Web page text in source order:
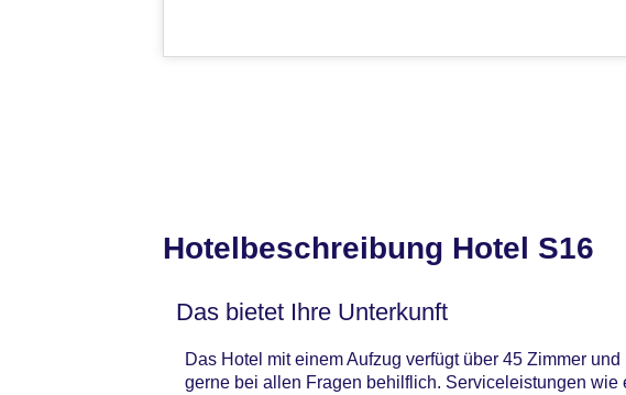
Hotelbeschreibung Hotel S16
Das bietet Ihre Unterkunft
Das Hotel mit einem Aufzug verfügt über 45 Zimmer
gerne bei allen Fragen behilflich. Serviceleistungen